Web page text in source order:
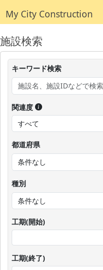
My City Construction
施設検索
キーワード検索
関連度
都道府県
種別
工期(開始)
工期(終了)